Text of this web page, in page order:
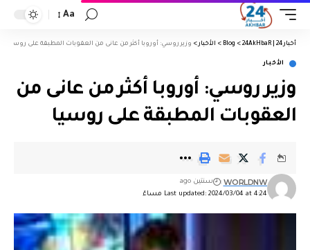
Aa
أخبار 24 | 24AkHbaR >
Blog
> الأخبار > وزير روسي: أوروبا أكثر من عانى من العقوبات المطبقة على روسيا
الأخبار
وزير روسي: أوروبا أكثر من عانى من
العقوبات المطبقة على روسيا
Last updated: 2024/03/04 at 4:24 مساءً
WORLDNW سنتين ago